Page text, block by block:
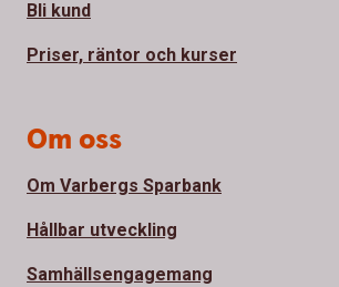
Bli kund
Priser, räntor och kurser
Om oss
Om Varbergs Sparbank
Hållbar utveckling
Samhällsengagemang